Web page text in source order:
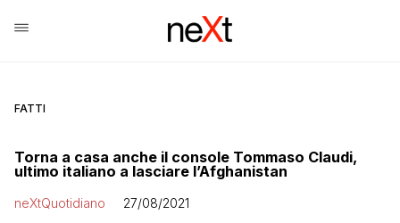
FATTI
Torna a casa anche il console Tommaso Claudi,
ultimo italiano a lasciare l’Afghanistan
neXtQuotidiano 27/08/2021